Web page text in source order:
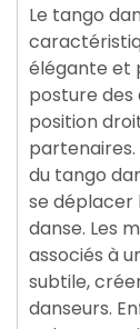
Le tango
élégante et
posture des
position
du tango
se déplacer
danse. Les
associés à
subtile,
danseurs.